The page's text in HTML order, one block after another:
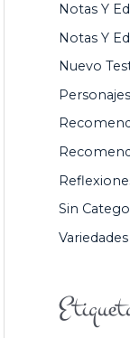
Notas Y
Notas Y
Nuevo
Sin
Variedades